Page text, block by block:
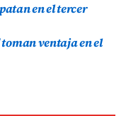
en el tercer
toman ventaja en el